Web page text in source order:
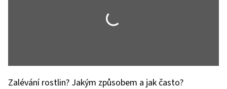
Zalévání rostlin? Jakým způsobem a jak často?